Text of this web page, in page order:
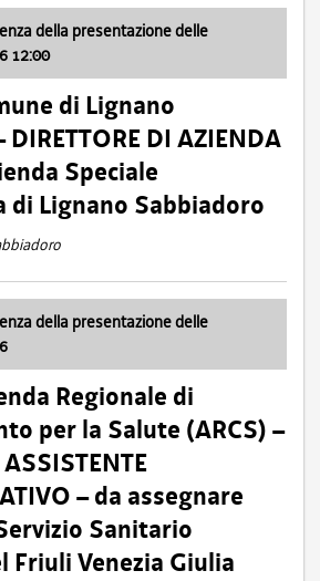
della presentazione delle
12:00
di Lignano
DI AZIENDA
Speciale
di Lignano Sabbiadoro
della presentazione delle
Regionale di
per la Salute (ARCS) –
– da assegnare
Sanitario
Friuli Venezia Giulia